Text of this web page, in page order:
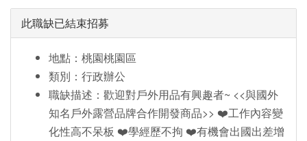
此職缺已結束招募
地點：桃園桃園區
類別：行政辦公
職缺描述：歡迎對戶外用品有興趣者~ <<與國外
知名戶外露營品牌合作開發商品>> ❤️工作內容變
化性高不呆板 ❤️學經歷不拘 ❤️有機會出國出差增